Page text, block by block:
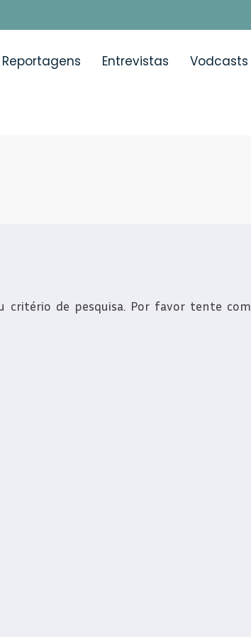
Reportagens Entrevistas Vodcasts
critério de pesquisa. Por favor tente com